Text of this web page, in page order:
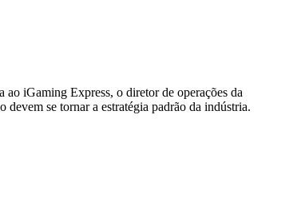
iGaming Express, o diretor de operações da
se tornar a estratégia padrão da indústria.